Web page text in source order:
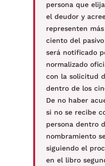
persona que
el deudor y
representen
ciento del
será notificado
normalizado
con la solicitud
dentro de los
De no haber
si no se recibe
persona dentro
nombramiento
siguiendo el
en el libro